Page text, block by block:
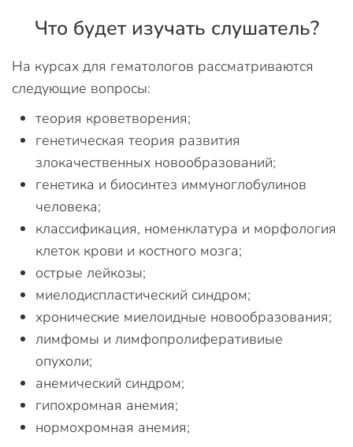
Что будет изучать слушатель?
На курсах для гематологов рассматриваются
следующие вопросы:
теория кроветворения;
генетическая теория развития
злокачественных новообразований;
генетика и биосинтез иммуноглобулинов
человека;
классификация, номенклатура и морфология
клеток крови и костного мозга;
острые лейкозы;
миелодиспластический синдром;
хронические миелоидные новообразования;
лимфомы и лимфопролиферативиые
опухоли;
анемический синдром;
гипохромная анемия;
нормохромная анемия;